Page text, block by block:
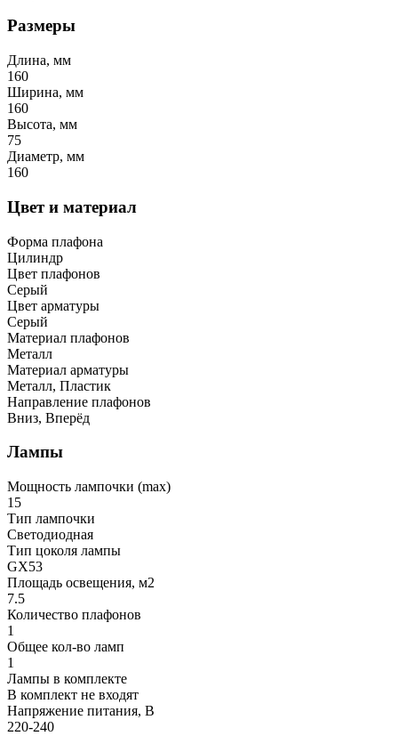
Размеры
Длина, мм
160
Ширина, мм
160
Высота, мм
75
Диаметр, мм
160
Цвет и материал
Форма плафона
Цилиндр
Цвет плафонов
Серый
Цвет арматуры
Серый
Материал плафонов
Металл
Материал арматуры
Металл, Пластик
Направление плафонов
Вниз, Вперёд
Лампы
Мощность лампочки (max)
15
Тип лампочки
Светодиодная
Тип цоколя лампы
GX53
Площадь освещения, м2
7.5
Количество плафонов
1
Общее кол-во ламп
1
Лампы в комплекте
В комплект не входят
Напряжение питания, В
220-240